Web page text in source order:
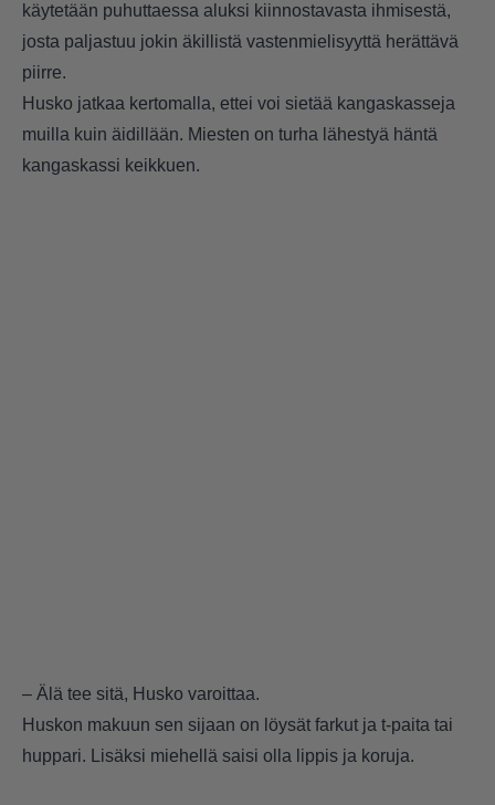
käytetään puhuttaessa aluksi kiinnostavasta ihmisestä,
josta paljastuu jokin äkillistä vastenmielisyyttä herättävä
piirre.
Husko jatkaa kertomalla, ettei voi sietää kangaskasseja
muilla kuin äidillään. Miesten on turha lähestyä häntä
kangaskassi keikkuen.
– Älä tee sitä, Husko varoittaa.
Huskon makuun sen sijaan on löysät farkut ja t-paita tai
huppari. Lisäksi miehellä saisi olla lippis ja koruja.